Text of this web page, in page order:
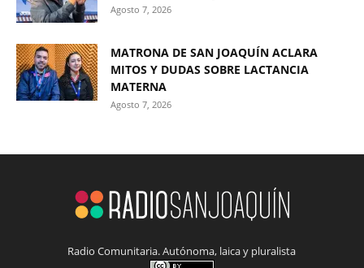
Agosto 7, 2026
MATRONA DE SAN JOAQUÍN ACLARA
MITOS Y DUDAS SOBRE LACTANCIA
MATERNA
Agosto 7, 2026
Radio Comunitaria. Autónoma, laica y pluralista